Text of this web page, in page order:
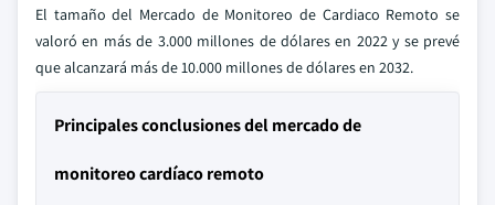
El tamaño del Mercado de Monitoreo de Cardiaco Remoto se
valoró en más de 3.000 millones de dólares en 2022 y se prevé
que alcanzará más de 10.000 millones de dólares en 2032.
Principales conclusiones del mercado de
monitoreo cardíaco remoto